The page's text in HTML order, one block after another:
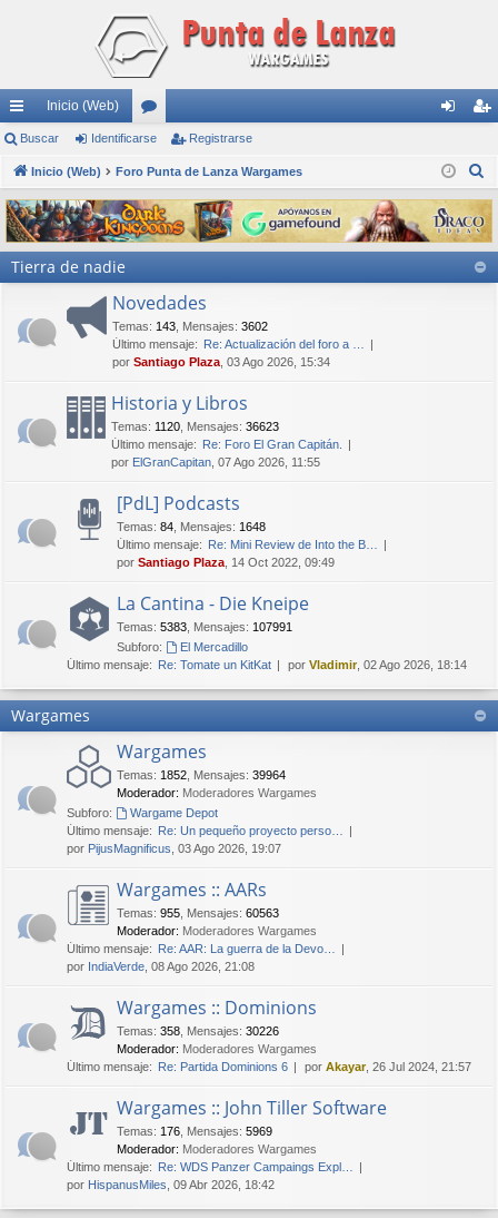
nl
ac
es
rá
pi
Inicio (Web)
or
os nti
fic
ar
ist
ra
rs
e
Buscar Identificarse Registrarse
Inicio (Web) Foro Punta de Lanza Wargames
s
c
Tierra de nadie
Novedades
Temas: 143 Mensajes: 3602
Último mensaje: Re: Actualización del foro a …
por Santiago Plaza , 03 Ago 2026, 15:34
Historia y Libros
Temas: 1120 Mensajes: 36623
Último mensaje: Re: Foro El Gran Capitán.
por ElGranCapitan , 07 Ago 2026, 11:55
[PdL] Podcasts
Temas: 84 Mensajes: 1648
Último mensaje: Re: Mini Review de Into the B…
por Santiago Plaza , 14 Oct 2022, 09:49
La Cantina - Die Kneipe
Temas: 5383 Mensajes: 107991
Subforo:
El Mercadillo
Último mensaje: Re: Tomate un KitKat por Vladimir, 02 Ago 2026, 18:14
Wargames
Wargames
Temas: 1852 Mensajes: 39964
Moderador: Moderadores Wargames
Subforo:
Wargame Depot
Último mensaje: Re: Un pequeño proyecto perso…
por PijusMagnificus , 03 Ago 2026, 19:07
Wargames :: AARs
Temas: 955 Mensajes: 60563
Moderador: Moderadores Wargames
Último mensaje: Re: AAR: La guerra de la Devo…
por IndiaVerde , 08 Ago 2026, 21:08
Wargames :: Dominions
Temas: 358 Mensajes: 30226
Moderador: Moderadores Wargames
Último mensaje: Re: Partida Dominions 6 por Akayar, 26 Jul 2024, 21:57
Wargames :: John Tiller Software
Temas: 176 Mensajes: 5969
Moderador: Moderadores Wargames
Último mensaje: Re: WDS Panzer Campaings Expl…
por HispanusMiles , 09 Abr 2026, 18:42